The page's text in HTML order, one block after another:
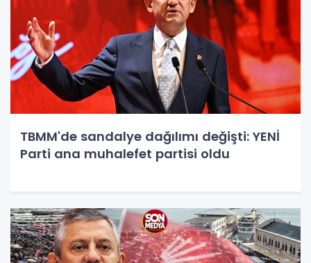
TBMM'de sandalye dağılımı değişti: YENİ
Parti ana muhalefet partisi oldu